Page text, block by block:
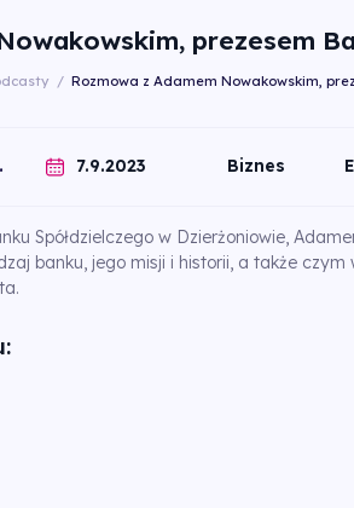
prezesem
/ Rozmowa z Adamem Nowakowskim,
7.9.2023 Biznes
Spółdzielczego w Dzierżoniowie,
banku, jego misji i historii, a także